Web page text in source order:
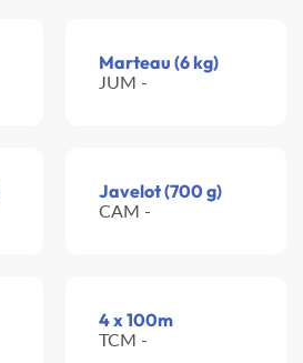
Marteau (6 kg)
JUM -
Javelot (700 g)
CAM -
4 x 100m
TCM -